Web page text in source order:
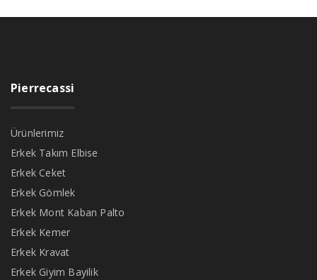
Pierrecassi
Ürünlerimiz
Erkek Takım Elbise
Erkek Ceket
Erkek Gömlek
Erkek Mont Kaban Palto
Erkek Kemer
Erkek Kravat
Erkek Giyim Bayilik